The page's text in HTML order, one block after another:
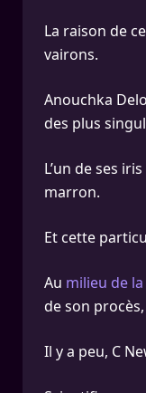
La raison de
vairons.
Anouchka
des plus
L’un de ses
marron.
Et cette
Au milieu de
de son
Il y a peu, C